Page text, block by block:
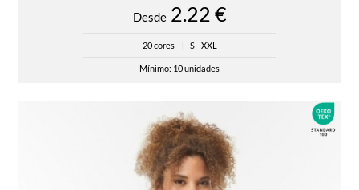
Desde2.22 €
20 cores S - XXL
Mínimo: 10 unidades